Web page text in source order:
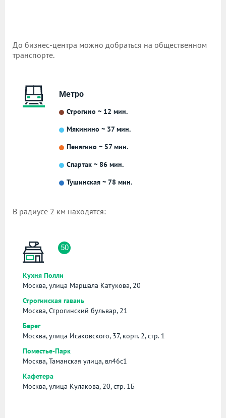
До бизнес-центра можно добраться на общественном
транспорте.
Метро
Строгино ~ 12 мин.
Мякинино ~ 37 мин.
Пенягино ~ 57 мин.
Спартак ~ 86 мин.
Тушинская ~ 78 мин.
В радиусе 2 км находятся:
50
Кухня Полли
Москва, улица Маршала Катукова, 20
Строгинская гавань
Москва, Строгинский бульвар, 21
Берег
Москва, улица Исаковского, 37, корп. 2, стр. 1
Поместье-Парк
Москва, Таманская улица, вл46с1
Кафетера
Москва, улица Кулакова, 20, стр. 1Б